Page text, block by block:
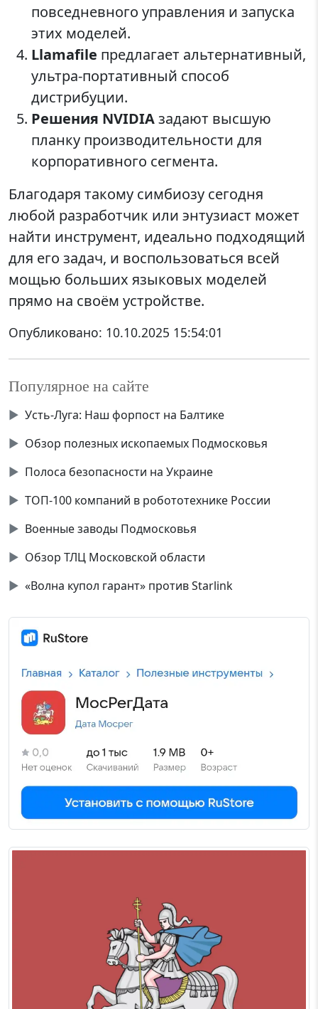
повседневного управления и запуска
этих моделей.
Llamafile предлагает альтернативный,
ультра-портативный способ
дистрибуции.
Решения NVIDIAзадают высшую
планку производительности для
корпоративного сегмента.
Благодаря такому симбиозу сегодня
любой разработчик или энтузиаст может
найти инструмент, идеально подходящий
для его задач, и воспользоваться всей
мощью больших языковых моделей
прямо на своём устройстве.
Опубликовано: 10.10.2025 15:54:01
Популярное на сайте
▶ Усть-Луга: Наш форпост на Балтике
▶ Обзор полезных ископаемых Подмосковья
▶ Полоса безопасности на Украине
▶ ТОП-100 компаний в робототехнике России
▶ Военные заводы Подмосковья
▶ Обзор ТЛЦ Московской области
▶ «Волна купол гарант» против Starlink